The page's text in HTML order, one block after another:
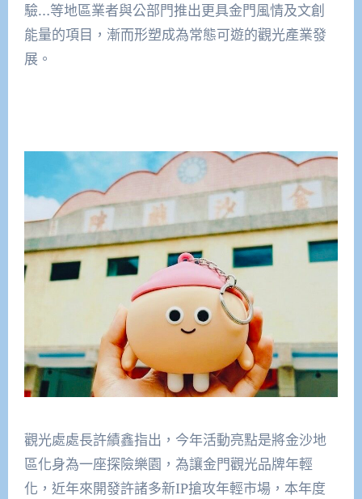
驗…等地區業者與公部門推出更具金門風情及文創
能量的項目，漸而形塑成為常態可遊的觀光產業發
展。
觀光處處長許績鑫指出，今年活動亮點是將金沙地
區化身為一座探險樂園，為讓金門觀光品牌年輕
化，近年來開發許諸多新IP搶攻年輕市場，本年度